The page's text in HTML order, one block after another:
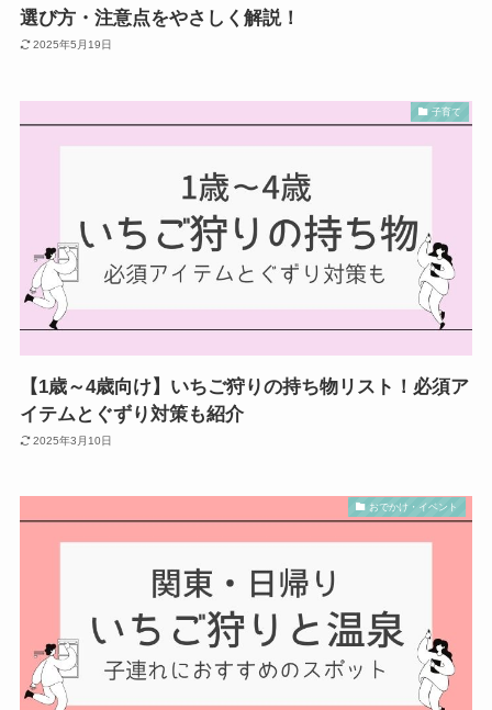
選び方・注意点をやさしく解説！
2025年5月19日
子育て
【1歳～4歳向け】いちご狩りの持ち物リスト！必須ア
イテムとぐずり対策も紹介
2025年3月10日
おでかけ・イベント